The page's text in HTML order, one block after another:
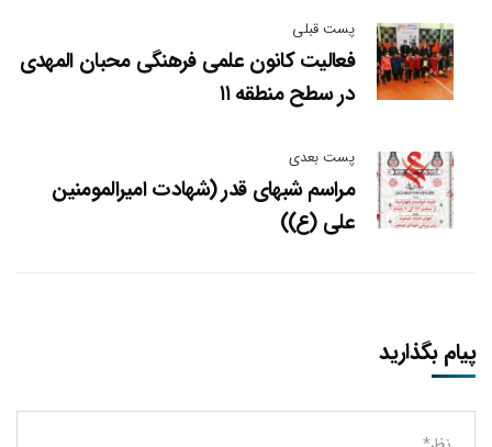
پست قبلی
فعالیت کانون علمی فرهنگی محبان المهدی
در سطح منطقه ۱۱
پست بعدی
مراسم شبهای قدر (شهادت امیرالمومنین
علی (ع))
پیام بگذارید